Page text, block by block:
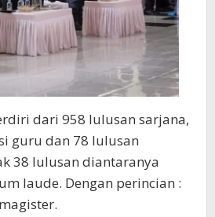
dari 958 lulusan sarjana,
guru dan 78 lulusan
38 lulusan diantaranya
laude. Dengan perincian :